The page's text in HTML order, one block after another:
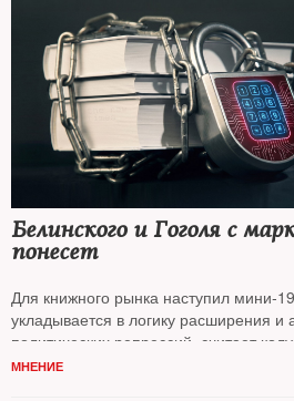
Белинского и Гоголя с
понесет
Для книжного рынка наступил
укладывается в логику расширения и
политических репрессий, считает
Колесников*
МНЕНИЕ